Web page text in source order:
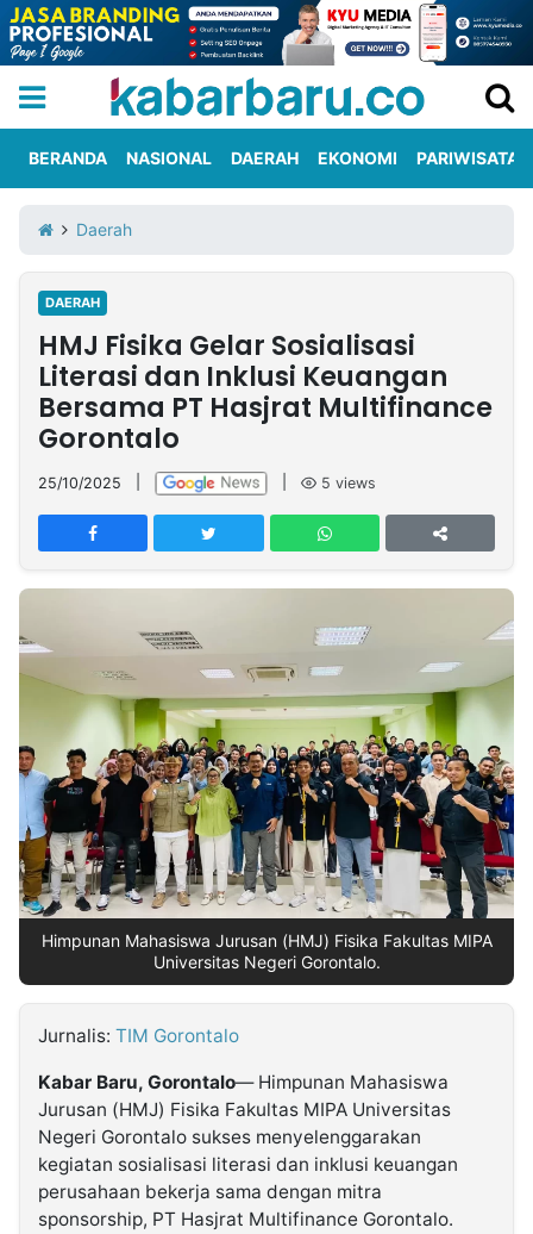
Iklan
Berita
Kami
Nasional
International
Olahraga
Entertainment
Daerah
Pariwisata
Kuliner
Kolom
Network
PT
TREETAN
MULTIMEDIA
INDONESIA
Partner
Rakyat
Notice
Seedbacklink
Follow
Kabarbaru
Kabarbaru.co
2026
BERANDA NASIONAL DAERAH EKONOMI PARIWISATA
Daerah
DAERAH
HMJ Fisika Gelar Sosialisasi
Literasi dan Inklusi Keuangan
Bersama PT Hasjrat Multifinance
Gorontalo
25/10/2025 5 views
Himpunan Mahasiswa Jurusan (HMJ) Fisika Fakultas MIPA
Universitas Negeri Gorontalo.
Jurnalis: TIM Gorontalo
Kabar Baru, Gorontalo— Himpunan Mahasiswa
Jurusan (HMJ) Fisika Fakultas MIPA Universitas
Negeri Gorontalo sukses menyelenggarakan
kegiatan sosialisasi literasi dan inklusi keuangan
perusahaan bekerja sama dengan mitra
sponsorship, PT Hasjrat Multifinance Gorontalo.